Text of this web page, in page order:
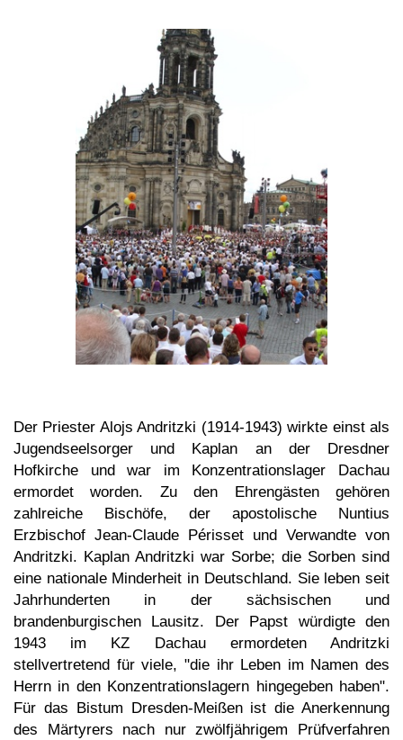
Der Priester Alojs Andritzki (1914-1943) wirkte einst als
Jugendseelsorger und Kaplan an der Dresdner
Hofkirche und war im Konzentrationslager Dachau
ermordet worden. Zu den Ehrengästen gehören
zahlreiche Bischöfe, der apostolische Nuntius
Erzbischof Jean-Claude Périsset und Verwandte von
Andritzki. Kaplan Andritzki war Sorbe; die Sorben sind
eine nationale Minderheit in Deutschland. Sie leben seit
Jahrhunderten in der sächsischen und
brandenburgischen Lausitz. Der Papst würdigte den
1943 im KZ Dachau ermordeten Andritzki
stellvertretend für viele, "die ihr Leben im Namen des
Herrn in den Konzentrationslagern hingegeben haben".
Für das Bistum Dresden-Meißen ist die Anerkennung
des Märtyrers nach nur zwölfjährigem Prüfverfahren